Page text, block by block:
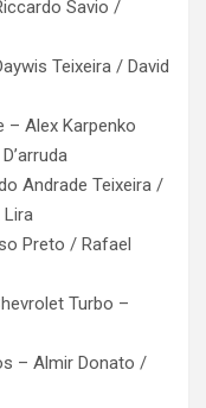
Savio /
Teixeira / David
– Alex Karpenko
Andrade Teixeira /
Lira
Preto / Rafael
Turbo –
– Almir Donato /